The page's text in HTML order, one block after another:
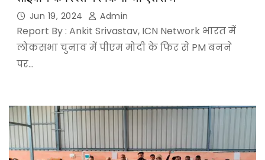
Jun 19, 2024 Admin
Report By : Ankit Srivastav, ICN Network भारत में
लोकसभा चुनाव में पीएम मोदी के फिर से PM बनने
पर…